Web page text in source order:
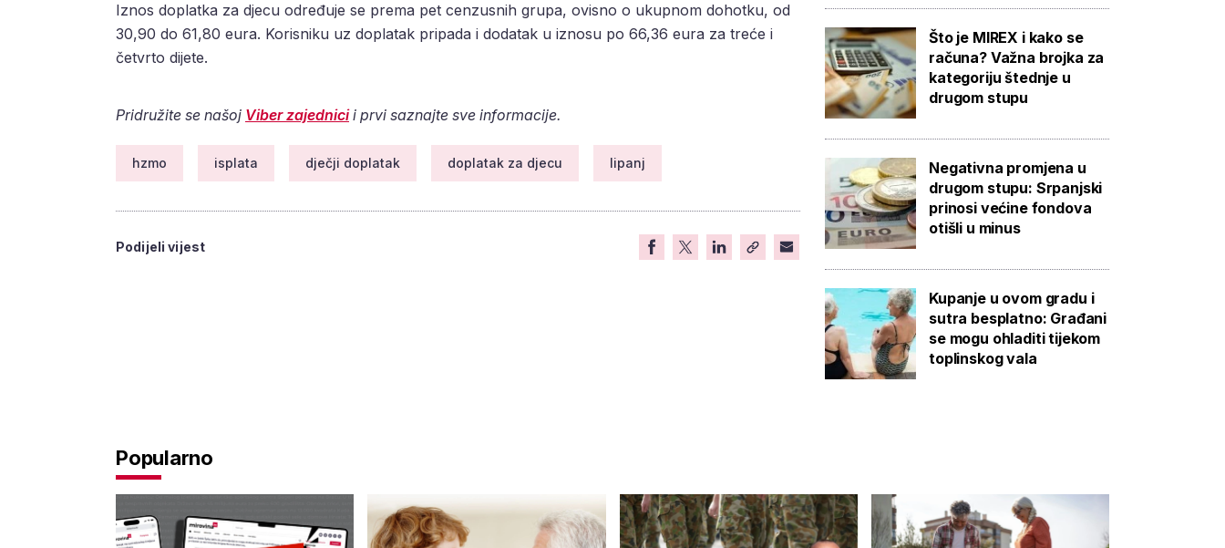
Iznos doplatka za djecu određuje se prema pet cenzusnih grupa, ovisno o ukupnom dohotku, od
30,90 do 61,80 eura. Korisniku uz doplatak pripada i dodatak u iznosu po 66,36 eura za treće i
četvrto dijete.
Pridružite se našoj Viber zajednicii prvi saznajte sve informacije.
hzmo isplata dječji doplatak doplatak za djecu lipanj
Podijeli vijest
Što je MIREX i kako se
računa? Važna brojka za
kategoriju štednje u
drugom stupu
Negativna promjena u
drugom stupu: Srpanjski
prinosi većine fondova
otišli u minus
Kupanje u ovom gradu i
sutra besplatno: Građani
se mogu ohladiti tijekom
toplinskog vala
Popularno